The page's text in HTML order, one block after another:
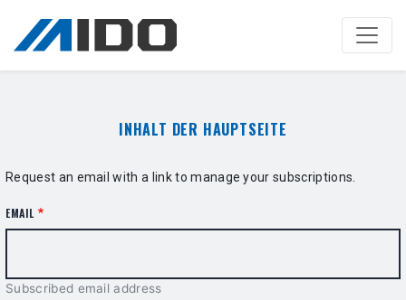
main
content
INHALT DER HAUPTSEITE
Request an email with a link to manage your subscriptions.
EMAIL
Subscribed email address